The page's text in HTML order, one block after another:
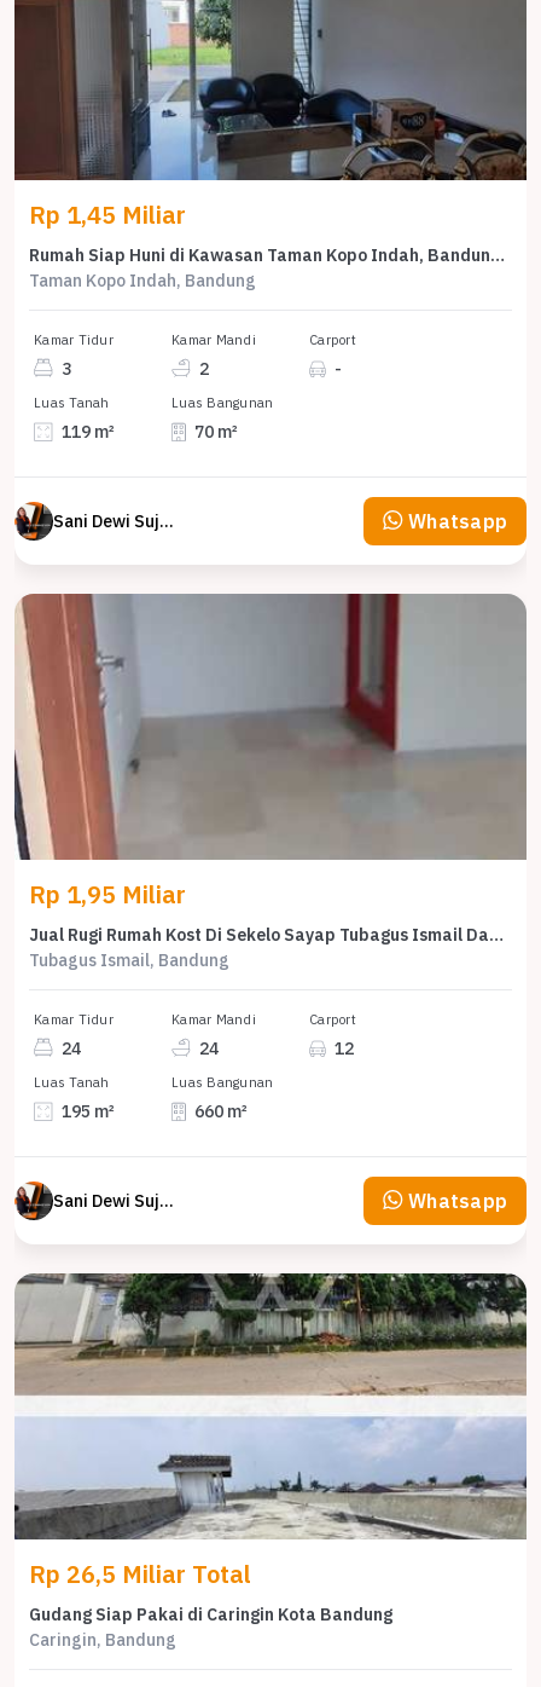
Rp 1,45 Miliar
Rumah Siap Huni di Kawasan Taman Kopo Indah, Bandung, LT 119m²
Taman Kopo Indah, Bandung
Kamar Tidur
3
Kamar Mandi
2
Carport
-
Luas Tanah
119 m²
Luas Bangunan
70 m²
Sani Dewi Sujono Whatsapp
Rp 1,95 Miliar
Jual Rugi Rumah Kost Di Sekelo Sayap Tubagus Ismail Dago Kota Bandung
Tubagus Ismail, Bandung
Kamar Tidur
24
Kamar Mandi
24
Carport
12
Luas Tanah
195 m²
Luas Bangunan
660 m²
Sani Dewi Sujono Whatsapp
Rp 26,5 Miliar Total
Gudang Siap Pakai di Caringin Kota Bandung
Caringin, Bandung